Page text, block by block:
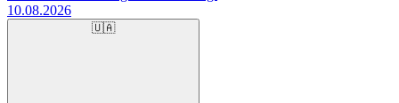
10.08.2026
🇺🇦